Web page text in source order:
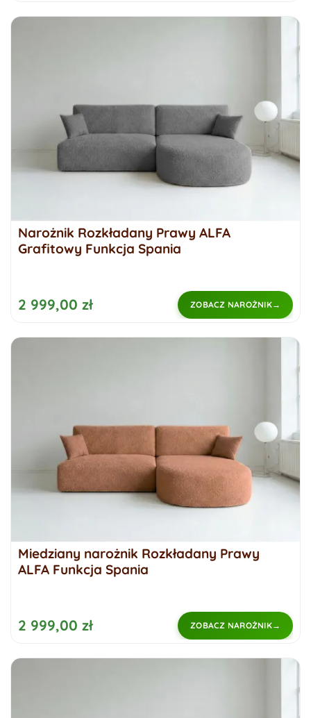
Narożnik Rozkładany Prawy ALFA
Grafitowy Funkcja Spania
2 999,00 zł ZOBACZ NAROŻNIK
Miedziany narożnik Rozkładany Prawy
ALFA Funkcja Spania
2 999,00 zł ZOBACZ NAROŻNIK